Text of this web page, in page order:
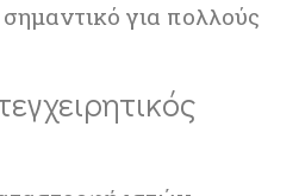
σημαντικό για πολλούς